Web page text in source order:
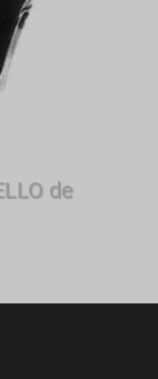
de